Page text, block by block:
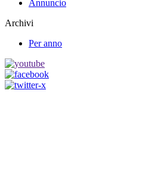
Annuncio
Archivi
Per anno